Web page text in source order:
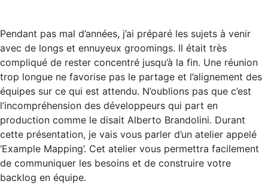
Pendant pas mal d’années, j’ai préparé les sujets à venir
avec de longs et ennuyeux groomings. Il était très
compliqué de rester concentré jusqu’à la fin. Une réunion
trop longue ne favorise pas le partage et l’alignement des
équipes sur ce qui est attendu. N’oublions pas que c’est
l’incompréhension des développeurs qui part en
production comme le disait Alberto Brandolini. Durant
cette présentation, je vais vous parler d’un atelier appelé
‘Example Mapping’. Cet atelier vous permettra facilement
de communiquer les besoins et de construire votre
backlog en équipe.